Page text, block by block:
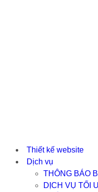
Thiết kế website
Dịch vụ
THÔNG BÁO
DỊCH VỤ TỐI